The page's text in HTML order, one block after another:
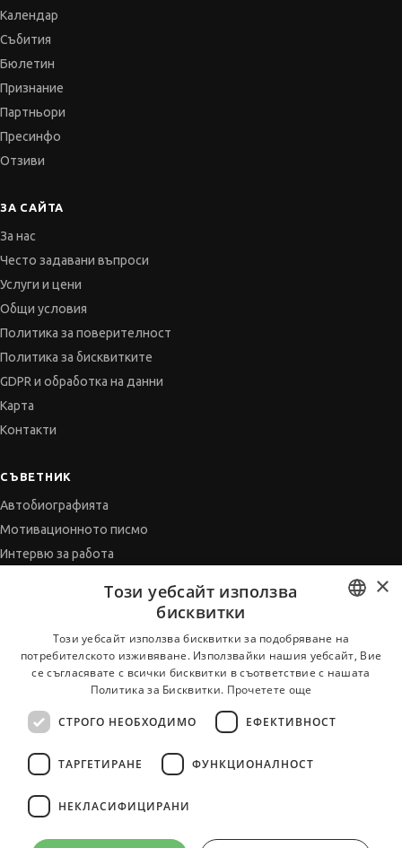
Календар
Събития
Бюлетин
Признание
Партньори
Пресинфо
Отзиви
ЗА САЙТА
За нас
Често задавани въпроси
Услуги и цени
Общи условия
Политика за поверителност
Политика за бисквитките
GDPR и обработка на данни
Карта
Контакти
СЪВЕТНИК
Автобиографията
Мотивационното писмо
Интервю за работа
За новодошли
Всички услуги на JobTiger
© 2000-2026 JobTiger. Всички права запазени.
BULGARIAN
ENGLISH
×
Този уебсайт използва
бисквитки
Този уебсайт използва бисквитки за подобряване на
потребителското изживяване. Използвайки нашия уебсайт, Вие
се съгласявате с всички бисквитки в съответствие с нашата
Политика за Бисквитки. Прочетете още
СТРОГО НЕОБХОДИМО ЕФЕКТИВНОСТ
ТАРГЕТИРАНЕ ФУНКЦИОНАЛНОСТ
НЕКЛАСИФИЦИРАНИ